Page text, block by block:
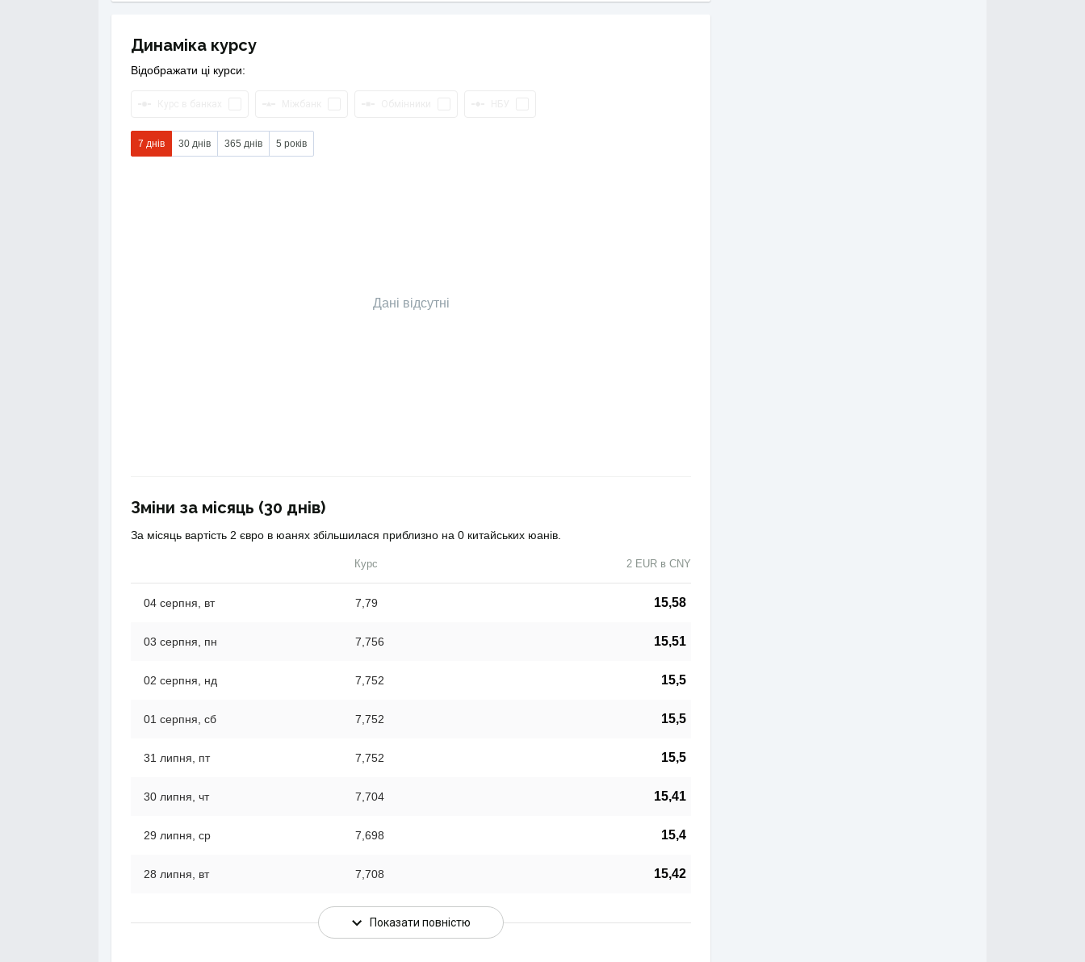
Динаміка курсу
Відображати ці курси:
7 днів 30 днів 365 днів 5 років
Дані відсутні
Зміни за місяць (30 днів)
За місяць вартість 2 євро в юанях збільшилася приблизно на 0 китайських юанів.
Курс 2 EUR в CNY
04 серпня, вт 7,79 15,58
03 серпня, пн 7,756 15,51
02 серпня, нд 7,752 15,5
01 серпня, сб 7,752 15,5
31 липня, пт 7,752 15,5
30 липня, чт 7,704 15,41
29 липня, ср 7,698 15,4
28 липня, вт 7,708 15,42
Показати повністю